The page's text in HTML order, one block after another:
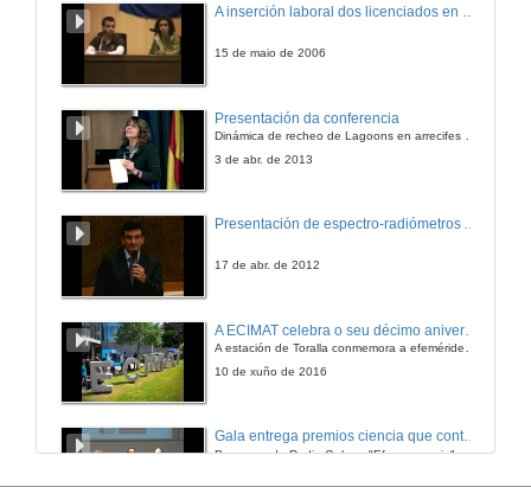
A inserción laboral dos licenciados en Ciencias do Mar: a carreira investigadora
15 de maio de 2006
Presentación da conferencia
Dinámica de recheo de Lagoons en arrecifes de coral
3 de abr. de 2013
Presentación de espectro-radiómetros ASD
17 de abr. de 2012
A estación de Toralla conmemora a efeméride asinando un convenio coa Universidad del País Vasco
10 de xuño de 2016
Gala entrega premios ciencia que conta 2014. Fundación Barrié
Programa de Radio Galega "Efervescencia"